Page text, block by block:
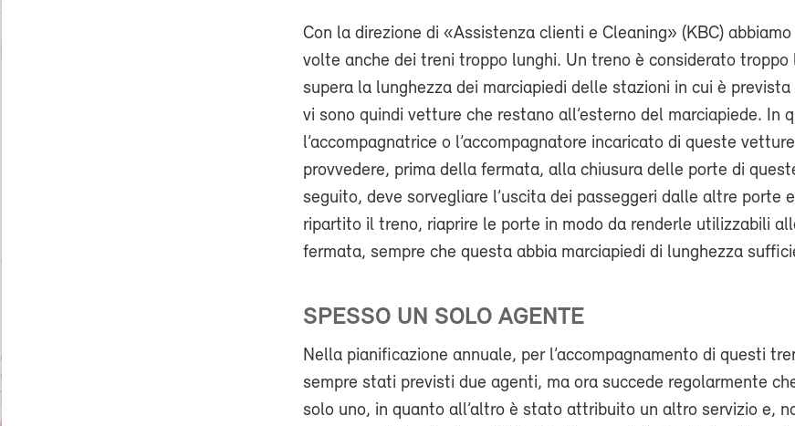
Con la direzione di «Assistenza clienti e Cleaning» (KBC)
volte anche dei treni troppo lunghi. Un treno è considerato troppo
supera la lunghezza dei marciapiedi delle stazioni in cui è
vi sono quindi vetture che restano all’esterno del marciapiede. In
l’accompagnatrice o l’accompagnatore incaricato di queste
provvedere, prima della fermata, alla chiusura delle porte di
seguito, deve sorvegliare l’uscita dei passeggeri dalle altre porte
ripartito il treno, riaprire le porte in modo da renderle utilizzabili
fermata, sempre che questa abbia marciapiedi di lunghezza
SPESSO UN SOLO AGENTE
Nella pianificazione annuale, per l’accompagnamento di questi
sempre stati previsti due agenti, ma ora succede regolarmente
solo uno, in quanto all’altro è stato attribuito un altro servizio e,